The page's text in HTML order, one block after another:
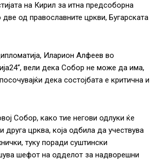
на Кирил за итна предсоборна
од православните цркви, Бугарската
Иларион Алфеев во
вели дека Собор не може да има,
дека состојбата е критична и
Собор, како тие негови одлуки ќе
црква, која одбила да учествува
туку поради суштински
шефот на одделот за надворешни